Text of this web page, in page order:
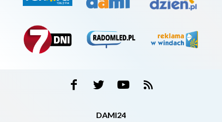
DAMI24